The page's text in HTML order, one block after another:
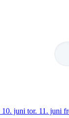
10. juni tor. 11. juni